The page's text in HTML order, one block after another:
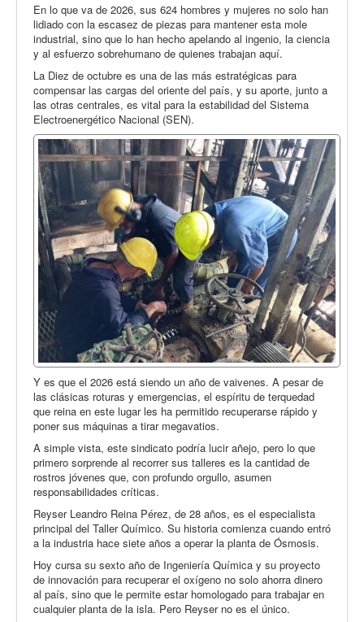
En lo que va de 2026, sus 624 hombres y mujeres no solo han
lidiado con la escasez de piezas para mantener esta mole
industrial, sino que lo han hecho apelando al ingenio, la ciencia
y al esfuerzo sobrehumano de quienes trabajan aquí.
La Diez de octubre es una de las más estratégicas para
compensar las cargas del oriente del país, y su aporte, junto a
las otras centrales, es vital para la estabilidad del Sistema
Electroenergético Nacional (SEN).
Y es que el 2026 está siendo un año de vaivenes. A pesar de
las clásicas roturas y emergencias, el espíritu de terquedad
que reina en este lugar les ha permitido recuperarse rápido y
poner sus máquinas a tirar megavatios.
A simple vista, este sindicato podría lucir añejo, pero lo que
primero sorprende al recorrer sus talleres es la cantidad de
rostros jóvenes que, con profundo orgullo, asumen
responsabilidades críticas.
Reyser Leandro Reina Pérez, de 28 años, es el especialista
principal del Taller Químico. Su historia comienza cuando entró
a la industria hace siete años a operar la planta de Ósmosis.
Hoy cursa su sexto año de Ingeniería Química y su proyecto
de innovación para recuperar el oxígeno no solo ahorra dinero
al país, sino que le permite estar homologado para trabajar en
cualquier planta de la isla. Pero Reyser no es el único.